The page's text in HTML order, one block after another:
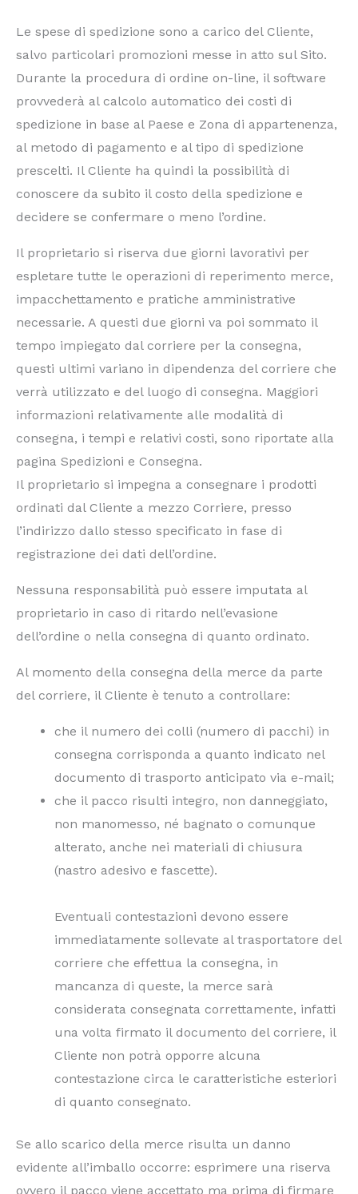
Le spese di spedizione sono a carico del Cliente,
salvo particolari promozioni messe in atto sul Sito.
Durante la procedura di ordine on-line, il software
provvederà al calcolo automatico dei costi di
spedizione in base al Paese e Zona di appartenenza,
al metodo di pagamento e al tipo di spedizione
prescelti. Il Cliente ha quindi la possibilità di
conoscere da subito il costo della spedizione e
decidere se confermare o meno l’ordine.
Il proprietario si riserva due giorni lavorativi per
espletare tutte le operazioni di reperimento merce,
impacchettamento e pratiche amministrative
necessarie. A questi due giorni va poi sommato il
tempo impiegato dal corriere per la consegna,
questi ultimi variano in dipendenza del corriere che
verrà utilizzato e del luogo di consegna. Maggiori
informazioni relativamente alle modalità di
consegna, i tempi e relativi costi, sono riportate alla
pagina Spedizioni e Consegna.
Il proprietario si impegna a consegnare i prodotti
ordinati dal Cliente a mezzo Corriere, presso
l’indirizzo dallo stesso specificato in fase di
registrazione dei dati dell’ordine.
Nessuna responsabilità può essere imputata al
proprietario in caso di ritardo nell’evasione
dell’ordine o nella consegna di quanto ordinato.
Al momento della consegna della merce da parte
del corriere, il Cliente è tenuto a controllare:
che il numero dei colli (numero di pacchi) in
consegna corrisponda a quanto indicato nel
documento di trasporto anticipato via e-mail;
che il pacco risulti integro, non danneggiato,
non manomesso, né bagnato o comunque
alterato, anche nei materiali di chiusura
(nastro adesivo e fascette).
Eventuali contestazioni devono essere
immediatamente sollevate al trasportatore del
corriere che effettua la consegna, in
mancanza di queste, la merce sarà
considerata consegnata correttamente, infatti
una volta firmato il documento del corriere, il
Cliente non potrà opporre alcuna
contestazione circa le caratteristiche esteriori
di quanto consegnato.
Se allo scarico della merce risulta un danno
evidente all’imballo occorre: esprimere una riserva
ovvero il pacco viene accettato ma prima di firmare